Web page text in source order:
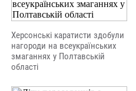
Херсонські каратисти здобули
нагороди на всеукраїнських
змаганнях у Полтавській
області